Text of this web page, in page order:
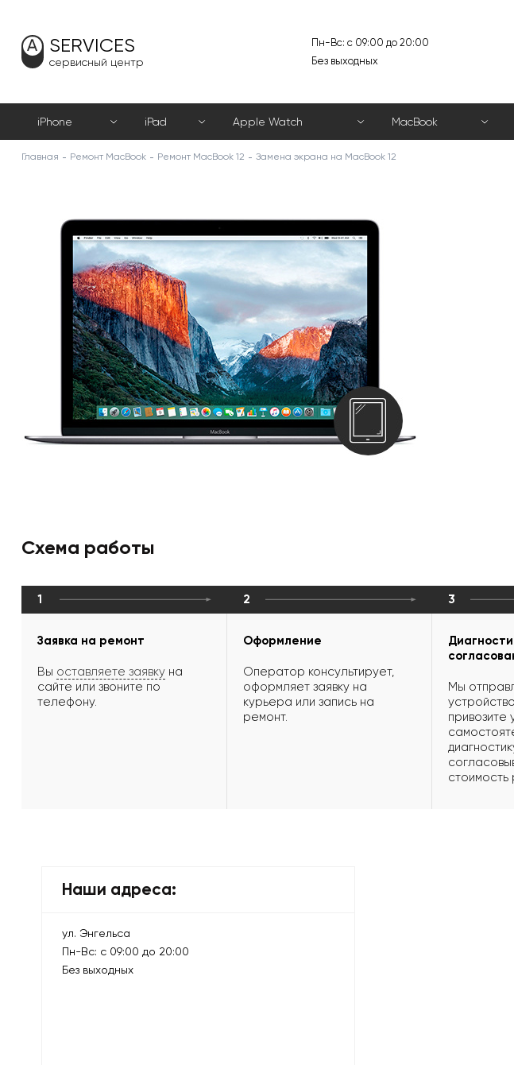
SERVICES
сервисный центр
Пн-Вс: с 09:00 до 20:00
Без выходных
iPhone iPad Apple Watch MacBook
Главная Ремонт MacBook Ремонт MacBook 12 Замена экрана на MacBook 12
Схема работы
1
Заявка на ремонт
Вы оставляете заявку на
сайте или звоните по
телефону.
2
Оформление
Оператор консультирует,
оформляет заявку на
курьера или запись на
ремонт.
3
Мы
привозите
стоимость
Наши адреса:
ул. Энгельса
Пн-Вс: с 09:00 до 20:00
Без выходных